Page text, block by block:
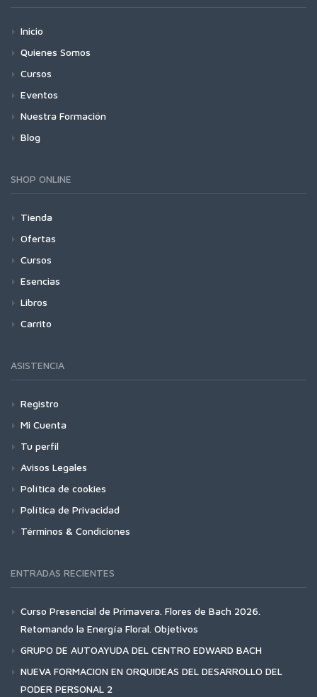
Inicio
Quienes Somos
Cursos
Eventos
Nuestra Formación
Blog
SHOP ONLINE
Tienda
Ofertas
Cursos
Esencias
Libros
Carrito
ASISTENCIA
Registro
Mi Cuenta
Tu perfil
Avisos Legales
Política de cookies
Política de Privacidad
Términos & Condiciones
ENTRADAS RECIENTES
Curso Presencial de Primavera. Flores de Bach 2026.
Retomando la Energía Floral. Objetivos
GRUPO DE AUTOAYUDA DEL CENTRO EDWARD BACH
NUEVA FORMACION EN ORQUIDEAS DEL DESARROLLO DEL
PODER PERSONAL 2